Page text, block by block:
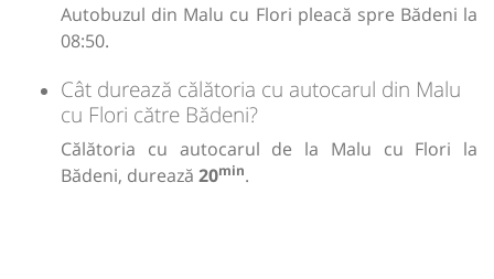
Autobuzul din Malu cu Flori pleacă spre Bădeni la
08:50.
Cât durează călătoria cu autocarul din Malu
cu Flori către Bădeni?
Călătoria cu autocarul de la Malu cu Flori la
Bădeni, durează 20min.